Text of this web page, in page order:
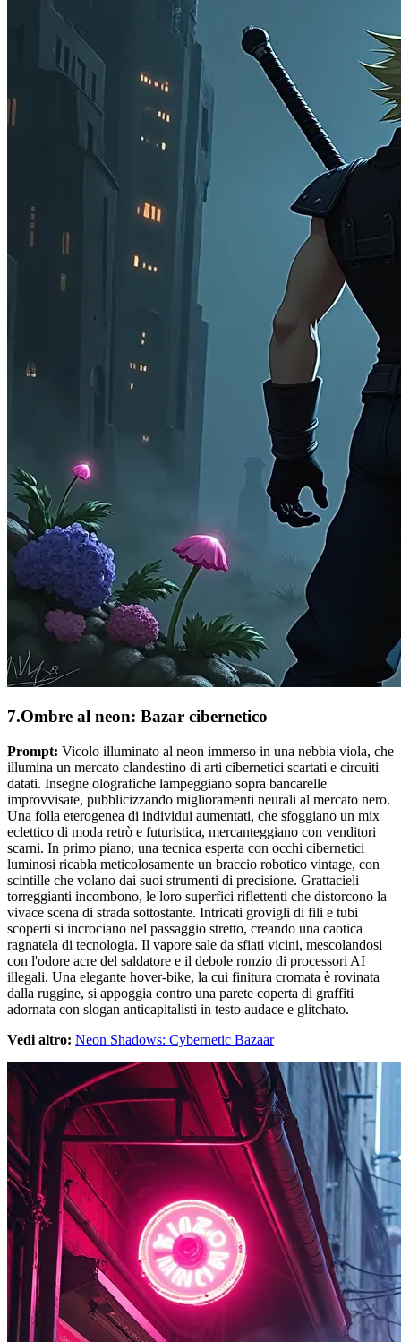
7.Ombre al neon: Bazar cibernetico
Prompt: Vicolo illuminato al neon immerso in una nebbia viola, che
illumina un mercato clandestino di arti cibernetici scartati e circuiti
datati. Insegne olografiche lampeggiano sopra bancarelle
improvvisate, pubblicizzando miglioramenti neurali al mercato nero.
Una folla eterogenea di individui aumentati, che sfoggiano un mix
eclettico di moda retrò e futuristica, mercanteggiano con venditori
scarni. In primo piano, una tecnica esperta con occhi cibernetici
luminosi ricabla meticolosamente un braccio robotico vintage, con
scintille che volano dai suoi strumenti di precisione. Grattacieli
torreggianti incombono, le loro superfici riflettenti che distorcono la
vivace scena di strada sottostante. Intricati grovigli di fili e tubi
scoperti si incrociano nel passaggio stretto, creando una caotica
ragnatela di tecnologia. Il vapore sale da sfiati vicini, mescolandosi
con l'odore acre del saldatore e il debole ronzio di processori AI
illegali. Una elegante hover-bike, la cui finitura cromata è rovinata
dalla ruggine, si appoggia contro una parete coperta di graffiti
adornata con slogan anticapitalisti in testo audace e glitchato.
Vedi altro: Neon Shadows: Cybernetic Bazaar